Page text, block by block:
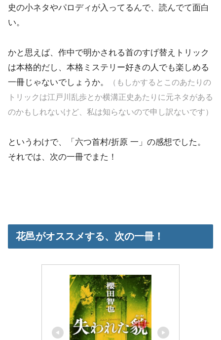
史の小ネタやパロディが入ってるんで、読んでて面白
い。
かと思えば、作中で明かされる首のすげ替えトリック
は本格的だし、本格ミステリー好きの人でも楽しめる
一冊じゃないでしょうか。
（もしかするとこのあたりの
トリックは江戸川乱歩とか横溝正史あたりに元ネタがある
のかもしれないけど、私は知らないので申し訳ないです）
というわけで、「六つ首村/折原 一」の感想でした。
それでは、次の一冊でまた！
花邑がオススメする、次の一冊！